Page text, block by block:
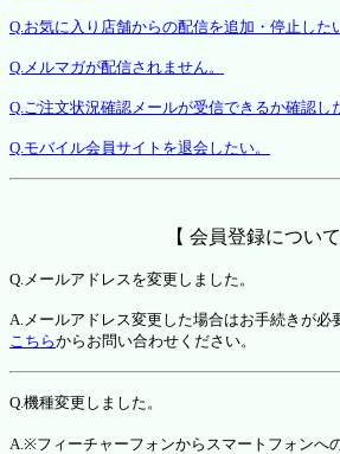
Q.お気に入り店舗からの配信を追加・停止した
Q.メルマガが配信されません。
Q.ご注文状況確認メールが受信できるか確認し
Q.モバイル会員サイトを退会したい。
【 会員登録について
Q.メールアドレスを変更しました。
A.メールアドレス変更した場合はお手続きが必
こちらからお問い合わせください。
Q.機種変更しました。
A.※フィーチャーフォンからスマートフォンへ